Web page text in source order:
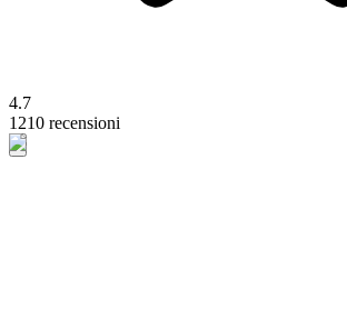
4.7
1210 recensioni